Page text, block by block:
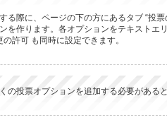
際に、ページの下の方にあるタブ “
作ります。各オプションをテキスト
許可 も同時に設定できます。
投票オプションを追加する必要がある